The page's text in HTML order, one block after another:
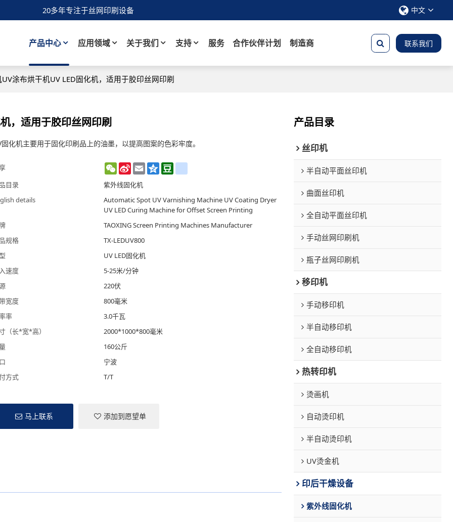
20多年专注于丝网印刷设备 中文
产品中心 应用领域 关于我们 支持 服务 合作伙伴计划 制造商 联系我们
涂布烘干机UV LED固化机，适用于胶印丝网印刷
，适用于胶印丝网印刷
固化机主要用于固化印刷品上的油墨，以提高图案的色彩牢度。
WeChat
Sina
Weibo
EmailQzone
目录
紫外线固化机
details
Automatic Spot UV Varnishing Machine UV Coating Dryer
UV LED Curing Machine for Offset Screen Printing
TAOXING Screen Printing Machines Manufacturer
规格
TX-LEDUV800
UV LED固化机
速度
5-25米/分钟
220伏
宽度
800毫米
率
3.0千瓦
（长*宽*高）
2000*1000*800毫米
160公斤
宁波
方式
T/T
马上联系 添加到愿望单
产品目录
丝印机
半自动平面丝印机
曲面丝印机
全自动平面丝印机
手动丝网印刷机
瓶子丝网印刷机
移印机
手动移印机
半自动移印机
全自动移印机
热转印机
烫画机
自动烫印机
半自动烫印机
UV烫金机
印后干燥设备
紫外线固化机